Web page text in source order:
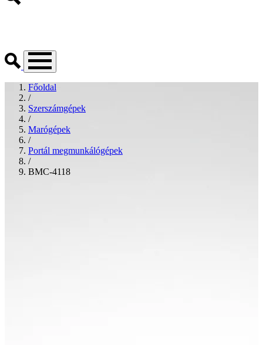
Főoldal
/
Szerszámgépek
/
Marógépek
/
Portál megmunkálógépek
/
BMC-4118